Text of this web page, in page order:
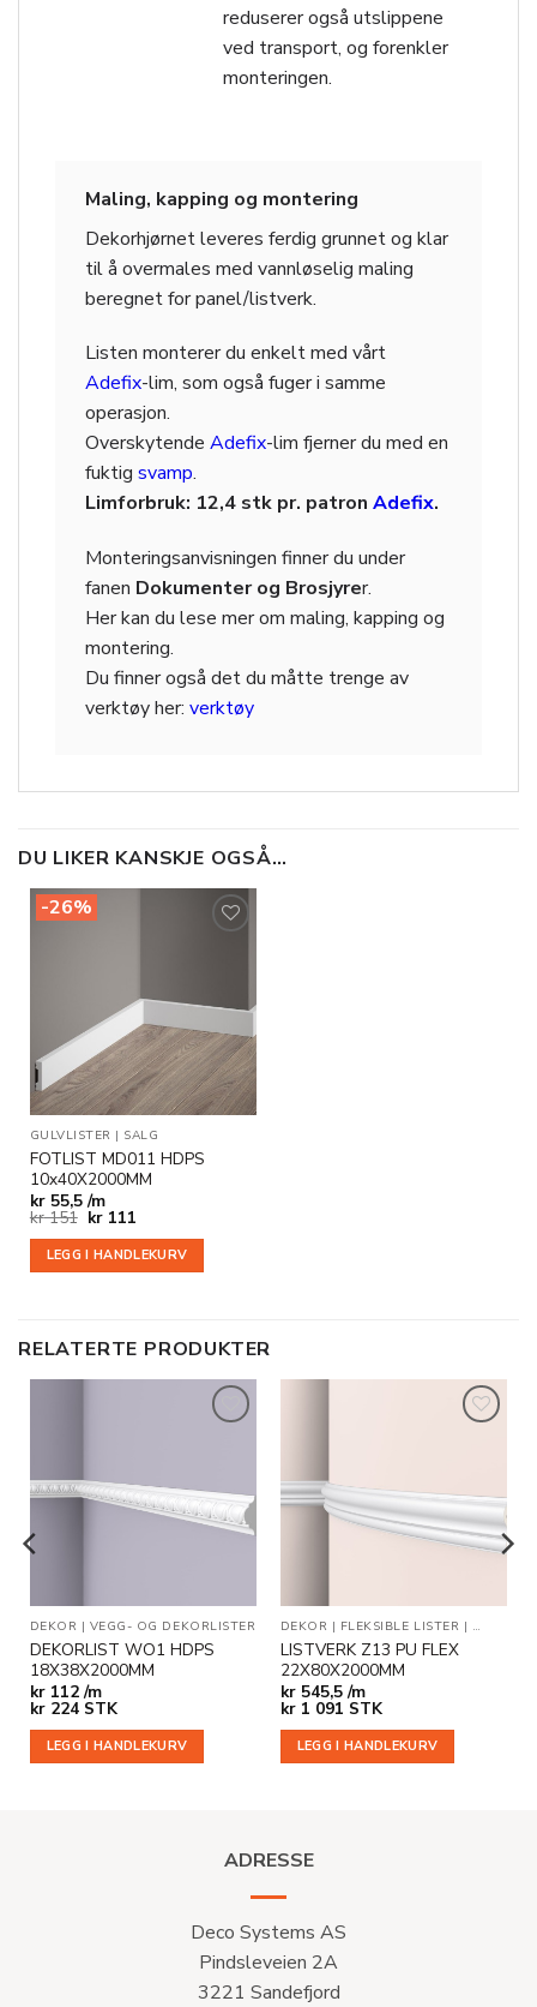
reduserer også utslippene
ved transport, og forenkler
monteringen.
Maling, kapping og montering
Dekorhjørnet leveres ferdig grunnet og klar
til å overmales med vannløselig maling
beregnet for panel/listverk.
Listen monterer du enkelt med vårt
Adefix-lim, som også fuger i samme
operasjon.
Overskytende Adefix-lim fjerner du med en
fuktig svamp.
Limforbruk: 12,4 stk pr. patron Adefix.
Monteringsanvisningen finner du under
fanen Dokumenter og Brosjyrer.
Her kan du lese mer om maling, kapping og
montering.
Du finner også det du måtte trenge av
verktøy her: verktøy
DU LIKER KANSKJE OGSÅ…
-26%
ønskeliste
GULVLISTER | SALG
FOTLIST MD011 HDPS
10x40X2000MM
kr55,5 /m
kr151 Opprinnelig
var:
kr 151.
kr111Nåværende
er:
kr 111.
LEGG I HANDLEKURV
RELATERTE PRODUKTER
ønskeliste
DEKOR | VEGG- OG DEKORLISTER
DEKORLIST WO1 HDPS
18X38X2000MM
kr112 /m
kr224 STK
LEGG I HANDLEKURV
ønskeliste
DEKOR | FLEKSIBLE LISTER | VEGG-
LISTVERK Z13 PU FLEX
22X80X2000MM
kr545,5 /m
kr1 091 STK
LEGG I HANDLEKURV
ADRESSE
Deco Systems AS
Pindsleveien 2A
3221 Sandefjord